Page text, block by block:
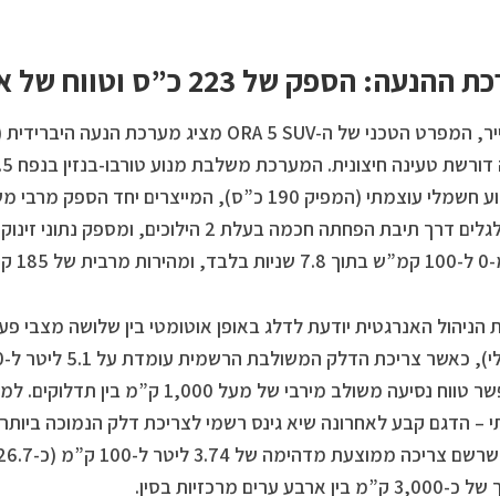
הספק של 223 כ”ס וטווח של ארבע ספרות
אל הגלגלים דרך תיבת הפחתה חכמה בעלת 2
קמ”ש.
האנרגטית יודעת לדלג באופן אוטומטי בין שלושה מצבי
שמאפשר טווח נסיעה משולב מירבי של
ערים מרכזיות בסין.